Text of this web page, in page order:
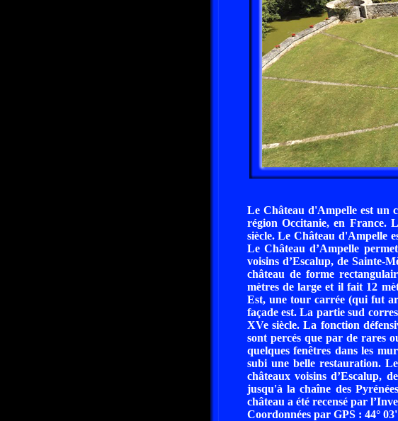
Le Château d'Ampelle est un
région Occitanie, en France.
siècle. Le Château d'Ampelle
Le Château d’Ampelle
voisins d’Escalup, de Sainte-
château de forme
mètres de large et il fait 12
Est, une tour carrée (qui fut
façade est. La partie sud
XVe siècle. La fonction
sont percés que par de rares
quelques fenêtres dans les
subi une belle restauration.
châteaux voisins d’Escalup,
jusqu'à la chaîne des
château a été recensé par
Coordonnées par GPS : 44°